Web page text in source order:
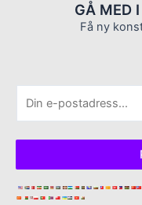
GÅ MED
Få ny
s
t
*